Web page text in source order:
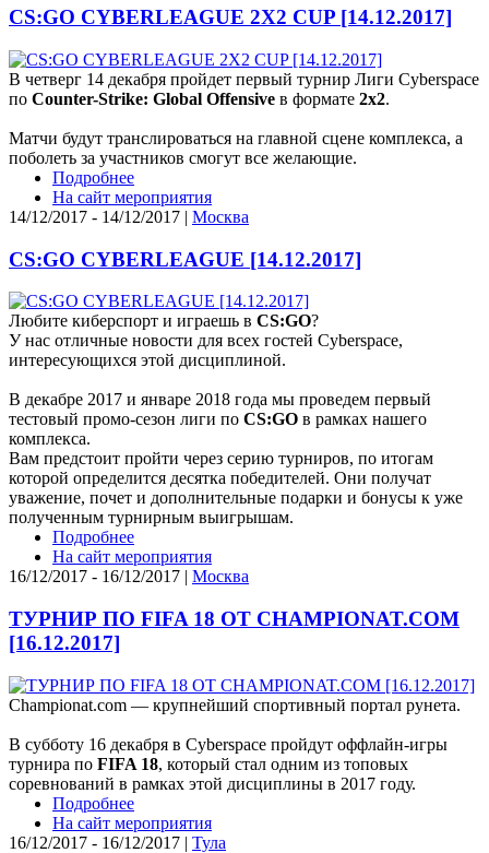
CS:GO CYBERLEAGUE 2X2 CUP [14.12.2017]
В четверг 14 декабря пройдет первый турнир Лиги Cyberspace
по Counter-Strike: Global Offensive в формате 2х2.
Матчи будут транслироваться на главной сцене комплекса, а
поболеть за участников смогут все желающие.
Подробнее
На сайт мероприятия
14/12/2017 - 14/12/2017 | Москва
CS:GO CYBERLEAGUE [14.12.2017]
Любите киберспорт и играешь в CS:GO?
У нас отличные новости для всех гостей Cyberspace,
интересующихся этой дисциплиной.
В декабре 2017 и январе 2018 года мы проведем первый
тестовый промо-сезон лиги по CS:GO в рамках нашего
комплекса.
Вам предстоит пройти через серию турниров, по итогам
которой определится десятка победителей. Они получат
уважение, почет и дополнительные подарки и бонусы к уже
полученным турнирным выигрышам.
Подробнее
На сайт мероприятия
16/12/2017 - 16/12/2017 | Москва
ТУРНИР ПО FIFA 18 ОТ CHAMPIONAT.COM
[16.12.2017]
Championat.com — крупнейший спортивный портал рунета.
В субботу 16 декабря в Cyberspace пройдут оффлайн-игры
турнира по FIFA 18, который стал одним из топовых
соревнований в рамках этой дисциплины в 2017 году.
Подробнее
На сайт мероприятия
16/12/2017 - 16/12/2017 | Тула